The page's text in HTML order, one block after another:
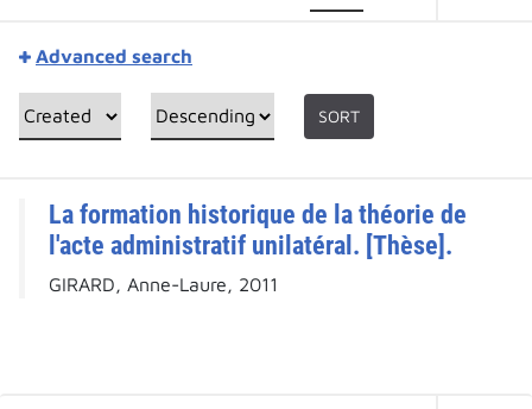
Advanced search
SORT
La formation historique de la théorie de
l'acte administratif unilatéral. [Thèse].
GIRARD, Anne-Laure, 2011